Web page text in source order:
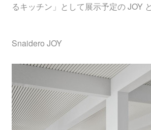
るキッチン」として展示予定の JOY
Snaidero JOY